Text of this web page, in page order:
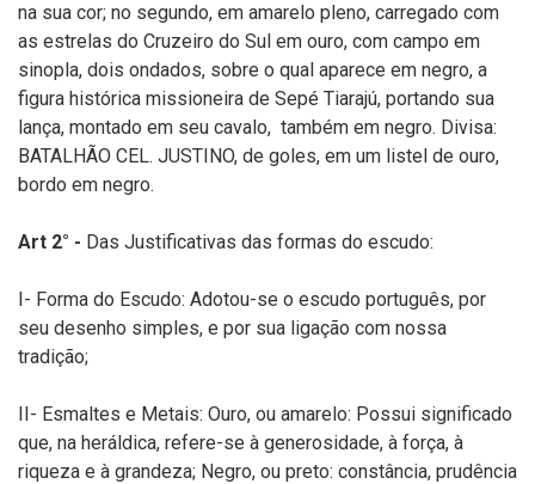
na sua cor; no segundo, em amarelo pleno, carregado com
as estrelas do Cruzeiro do Sul em ouro, com campo em
sinopla, dois ondados, sobre o qual aparece em negro, a
figura histórica missioneira de Sepé Tiarajú, portando sua
lança, montado em seu cavalo, também em negro. Divisa:
BATALHÃO CEL. JUSTINO, de goles, em um listel de ouro,
bordo em negro.
Art 2° - Das Justificativas das formas do escudo:
I- Forma do Escudo: Adotou-se o escudo português, por
seu desenho simples, e por sua ligação com nossa
tradição;
II- Esmaltes e Metais: Ouro, ou amarelo: Possui significado
que, na heráldica, refere-se à generosidade, à força, à
riqueza e à grandeza; Negro, ou preto: constância, prudência